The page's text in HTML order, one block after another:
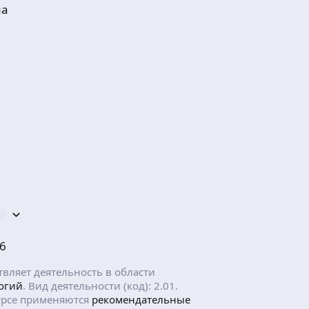
деятельность в области
. Вид деятельности (код): 2.01.
применяются рекомендательные